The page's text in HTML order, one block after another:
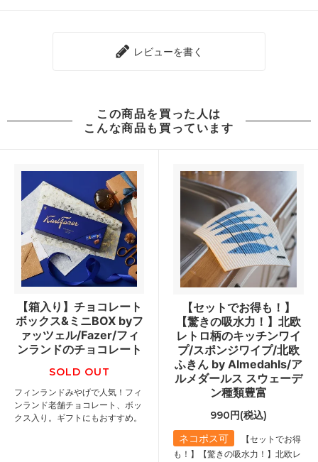
レビューを書く
この商品を買った人は
こんな商品も買っています
【箱入り】チョコレート
ボックス&ミニBOX byフ
ァッツェル/Fazer/フィ
ンランドのチョコレート
SOLD OUT
フィンランドみやげで人気！フィ
ンランド老舗チョコレート、ボッ
クス入り。ギフトにもおすすめ。
【セットでお得も！】
【驚きの吸水力！】北欧
レトロ柄のキッチンワイ
プ/スポンジワイプ/北欧
ふきん by Almedahls/ア
ルメダールス スウェーデ
ン種類豊富
990円(税込)
ネコポス可
【セットでお得
も！】【驚きの吸水力！】北欧レ